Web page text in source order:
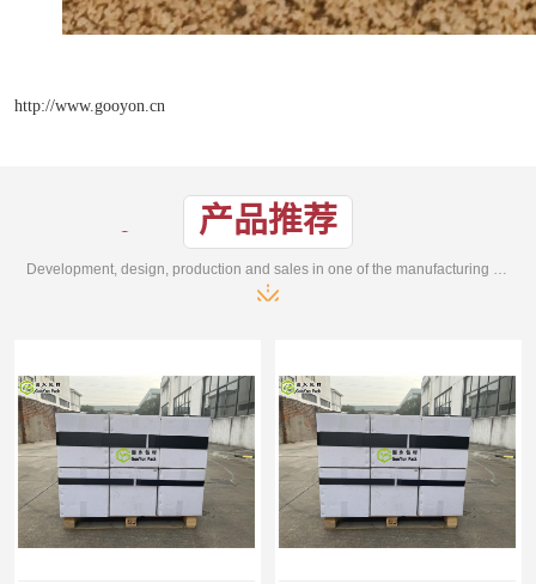
http://www.gooyon.cn
产品推荐
Development, design, production and sales in one of the manufacturing enterprises